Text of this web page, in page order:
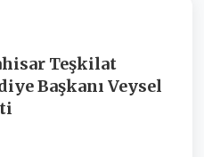
Teşkilat
Başkanı Veysel